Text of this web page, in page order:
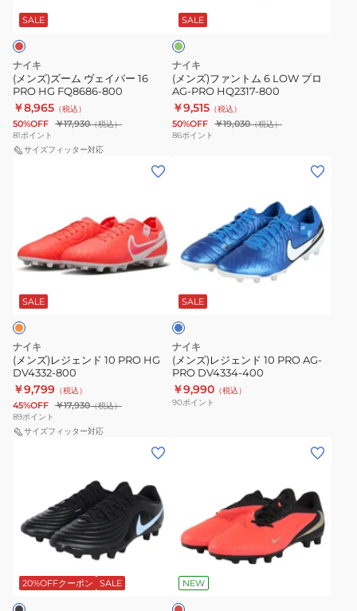
ェ
イ
パ
ー
16
PRO
HG
FQ8686-
SALE
ナイキ
(メンズ)ズーム ヴェイパー 16
PRO HG FQ8686-800
￥8,965 （税込）
50%OFF ￥17,930（税込）
81ポイント
サイズフィッター対応
ム
6
LOW
プ
ロ
AG-
PRO
SALE
ナイキ
(メンズ)ファントム 6 LOW プロ
AG-PRO HQ2317-800
￥9,515 （税込）
50%OFF ￥19,030（税込）
86ポイント
ェ
ド
10
PRO
HG
DV4332-
800
SALE
ナイキ
(メンズ)レジェンド 10 PRO HG
DV4332-800
￥9,799 （税込）
45%OFF ￥17,930（税込）
89ポイント
サイズフィッター対応
ェ
ド
10
PRO
AG-
PRO
DV4334-
SALE
ブ
ナイキ
(メンズ)レジェンド 10 PRO AG-
PRO DV4334-400
￥9,990 （税込）
90ポイント
ィ
ポ
マ
20%OFFクーポン SALE
カ
ス
パ
NEW
レ
ッ
ド